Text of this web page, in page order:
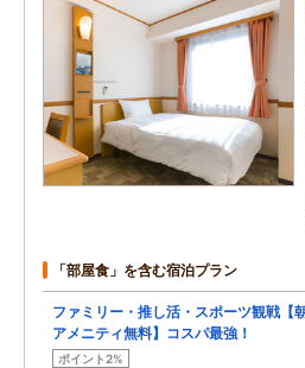
「部屋食」を含む宿泊プラン
ファミリー・推し活・スポーツ観戦【
アメニティ無料】コスパ最強！
ポイント2%